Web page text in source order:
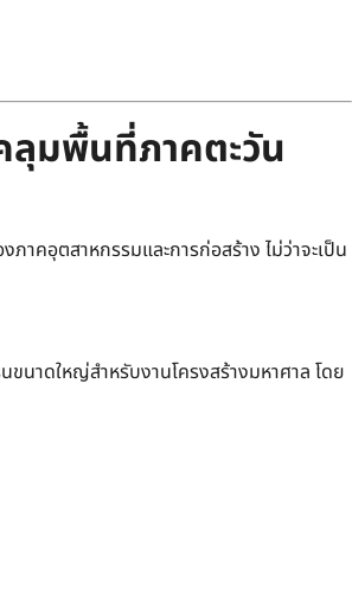
ลุมพื้นที่ภาคตะวัน
าคอุตสาหกรรมและการก่อสร้าง ไม่ว่าจะเป็น
นาดใหญ่สำหรับงานโครงสร้างมหาศาล โดย